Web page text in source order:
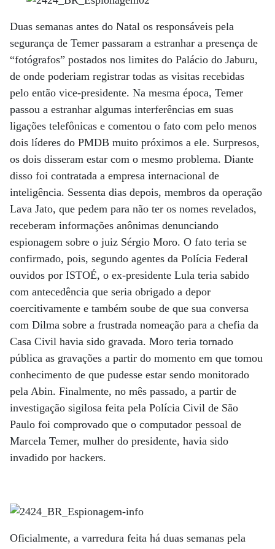
Duas semanas antes do Natal os responsáveis pela
segurança de Temer passaram a estranhar a presença de
“fotógrafos” postados nos limites do Palácio do Jaburu,
de onde poderiam registrar todas as visitas recebidas
pelo então vice-presidente. Na mesma época, Temer
passou a estranhar algumas interferências em suas
ligações telefônicas e comentou o fato com pelo menos
dois líderes do PMDB muito próximos a ele. Surpresos,
os dois disseram estar com o mesmo problema. Diante
disso foi contratada a empresa internacional de
inteligência. Sessenta dias depois, membros da operação
Lava Jato, que pedem para não ter os nomes revelados,
receberam informações anônimas denunciando
espionagem sobre o juiz Sérgio Moro. O fato teria se
confirmado, pois, segundo agentes da Polícia Federal
ouvidos por ISTOÉ, o ex-presidente Lula teria sabido
com antecedência que seria obrigado a depor
coercitivamente e também soube de que sua conversa
com Dilma sobre a frustrada nomeação para a chefia da
Casa Civil havia sido gravada. Moro teria tornado
pública as gravações a partir do momento em que tomou
conhecimento de que pudesse estar sendo monitorado
pela Abin. Finalmente, no mês passado, a partir de
investigação sigilosa feita pela Polícia Civil de São
Paulo foi comprovado que o computador pessoal de
Marcela Temer, mulher do presidente, havia sido
invadido por hackers.
Oficialmente, a varredura feita há duas semanas pela